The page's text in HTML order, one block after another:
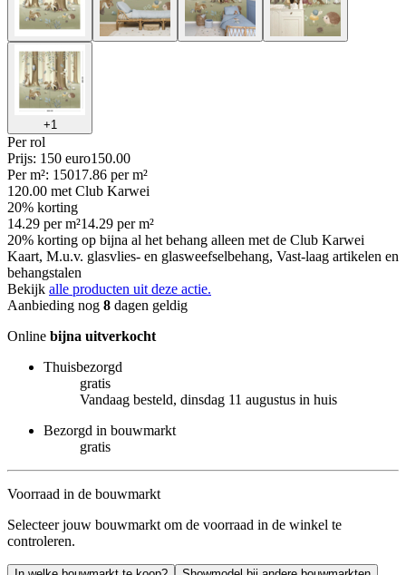
+1
Per rol
Prijs: 150 euro150.00
Per m²: 15017.86 per m²
120.00 met Club Karwei
20% korting
14.29 per m²14.29 per m²
20% korting op bijna al het behang alleen met de Club Karwei
Kaart, M.u.v. glasvlies- en glasweefselbehang, Vast-laag artikelen en
behangstalen
Bekijk alle producten uit deze actie.
Aanbieding nog 8 dagen geldig
Online bijna uitverkocht
Thuisbezorgd
gratis
Vandaag besteld, dinsdag 11 augustus in huis
Bezorgd in bouwmarkt
gratis
Voorraad in de bouwmarkt
Selecteer jouw bouwmarkt om de voorraad in de winkel te
controleren.